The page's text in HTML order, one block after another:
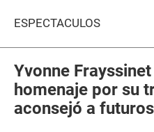
ESPECTÁCULOS
Yvonne
homenaje por su
aconsejó a